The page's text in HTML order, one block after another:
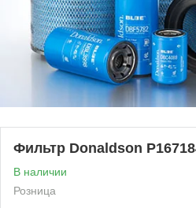
Фильтр Donaldson
В наличии
Розница